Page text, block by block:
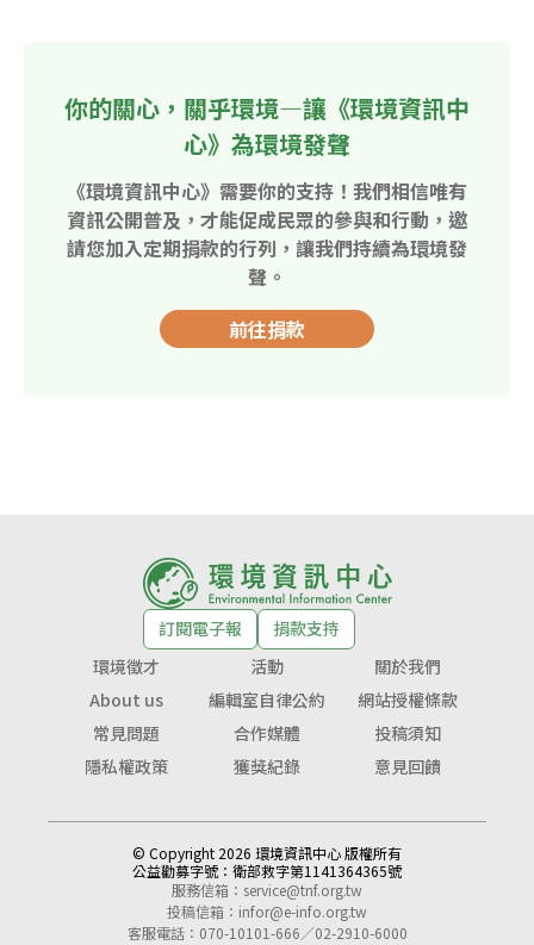
你的關心，關乎環境—讓《環境資訊中
心》為環境發聲
《環境資訊中心》需要你的支持！我們相信唯有
資訊公開普及，才能促成民眾的參與和行動，邀
請您加入定期捐款的行列，讓我們持續為環境發
聲。
前往捐款
訂閱電子報
捐款支持
環境徵才
活動
關於我們
About us
編輯室自律公約
網站授權條款
常見問題
合作媒體
投稿須知
隱私權政策
獲獎紀錄 意見回饋
© Copyright 2026 環境資訊中心 版權所有
公益勸募字號： 衛部救字第1141364365號
服務信箱： service@tnf.org.tw
投稿信箱： infor@e-info.org.tw
客服電話：070-10101-666／02-2910-6000